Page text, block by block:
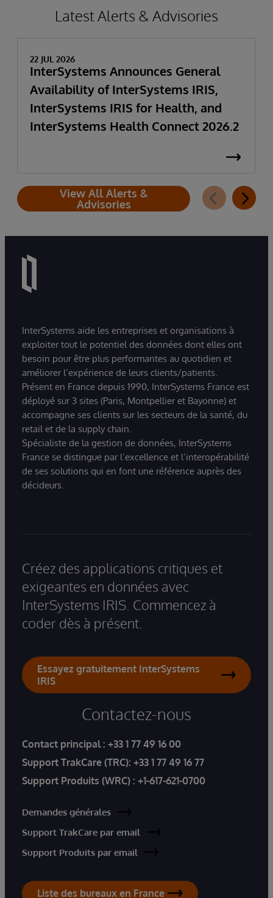
Latest Alerts & Advisories
22 JUL 2026
InterSystems Announces General
Availability of InterSystems IRIS,
InterSystems IRIS for Health, and
InterSystems Health Connect 2026.2
View All Alerts &
Advisories
InterSystems aide les entreprises et organisations à
exploiter tout le potentiel des données dont elles ont
besoin pour être plus performantes au quotidien et
améliorer l’expérience de leurs clients/patients.
Présent en France depuis 1990, InterSystems France est
déployé sur 3 sites (Paris, Montpellier et Bayonne) et
accompagne ses clients sur les secteurs de la santé, du
retail et de la supply chain.
Spécialiste de la gestion de données, InterSystems
France se distingue par l’excellence et l’interopérabilité
de ses solutions qui en font une référence auprès des
décideurs.
Créez des applications critiques et
exigeantes en données avec
InterSystems IRIS. Commencez à
coder dès à présent.
Essayez gratuitement InterSystems
IRIS
Contactez-nous
Contact principal : +33 1 77 49 16 00
Support TrakCare (TRC): +33 1 77 49 16 77
Support Produits (WRC) : +1-617-621-0700
Demandes générales
Support TrakCare par email
Support Produits par email
Liste des bureaux en France